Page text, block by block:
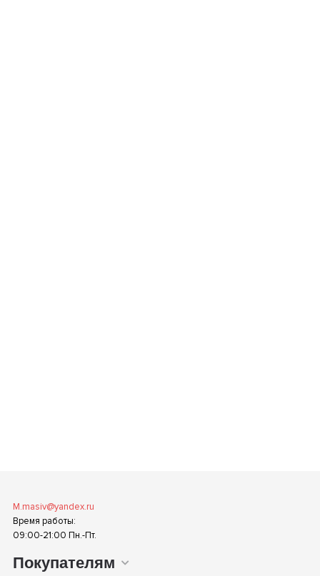
M.masiv@yandex.ru
Время работы:
09:00-21:00 Пн.-Пт.
Покупателям